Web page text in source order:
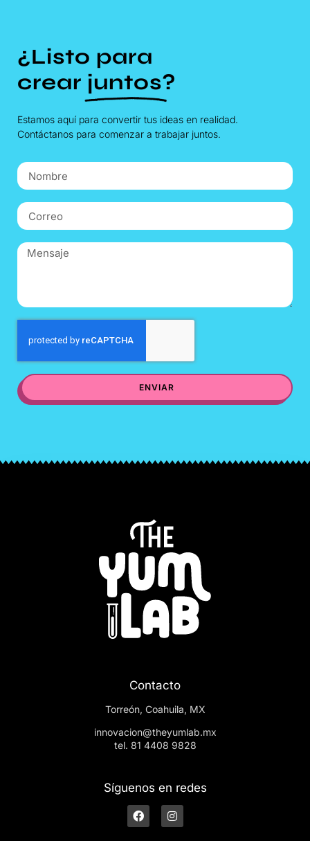
¿Listo para
crear juntos?
Estamos aquí para convertir tus ideas en realidad.
Contáctanos para comenzar a trabajar juntos.
ENVIAR
Contacto
Torreón, Coahuila, MX
innovacion@theyumlab.mx
tel. 81 4408 9828
Síguenos en redes